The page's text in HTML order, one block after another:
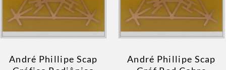
André Phillipe Scap
André Phillipe Scap